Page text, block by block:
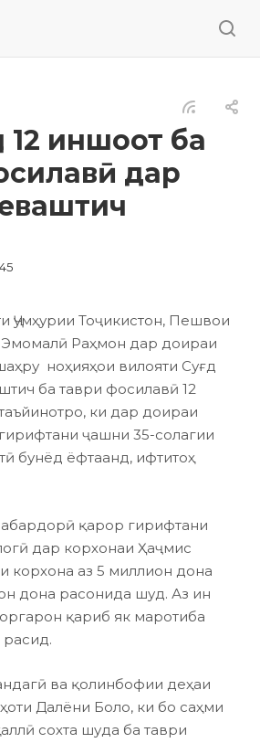
12 иншоот ба
дар
45
Ҷумҳурии Тоҷикистон, Пешвои
Эмомалӣ Раҳмон дар доираи
ноҳияҳои вилояти Суғд
ба таври фосилавӣ 12
ки дар доираи
ҷашни 35-солагии
бунёд ёфтаанд, ифтитоҳ
қарор гирифтани
дар корхонаи Ҳаҷмис
корхона аз 5 миллион дона
дона расонида шуд. Аз ин
қариб як маротиба
расид.
ва қолинбофии деҳаи
Далёни Боло, ки бо саҳми
сохта шуда ба таври